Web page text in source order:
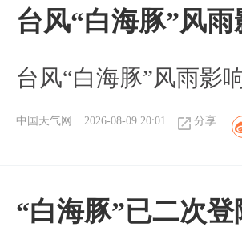
台风“白海豚”风
台风“白海豚”风雨影
中国天气网 2026-08-09 20:01 分享
“白海豚”已二次